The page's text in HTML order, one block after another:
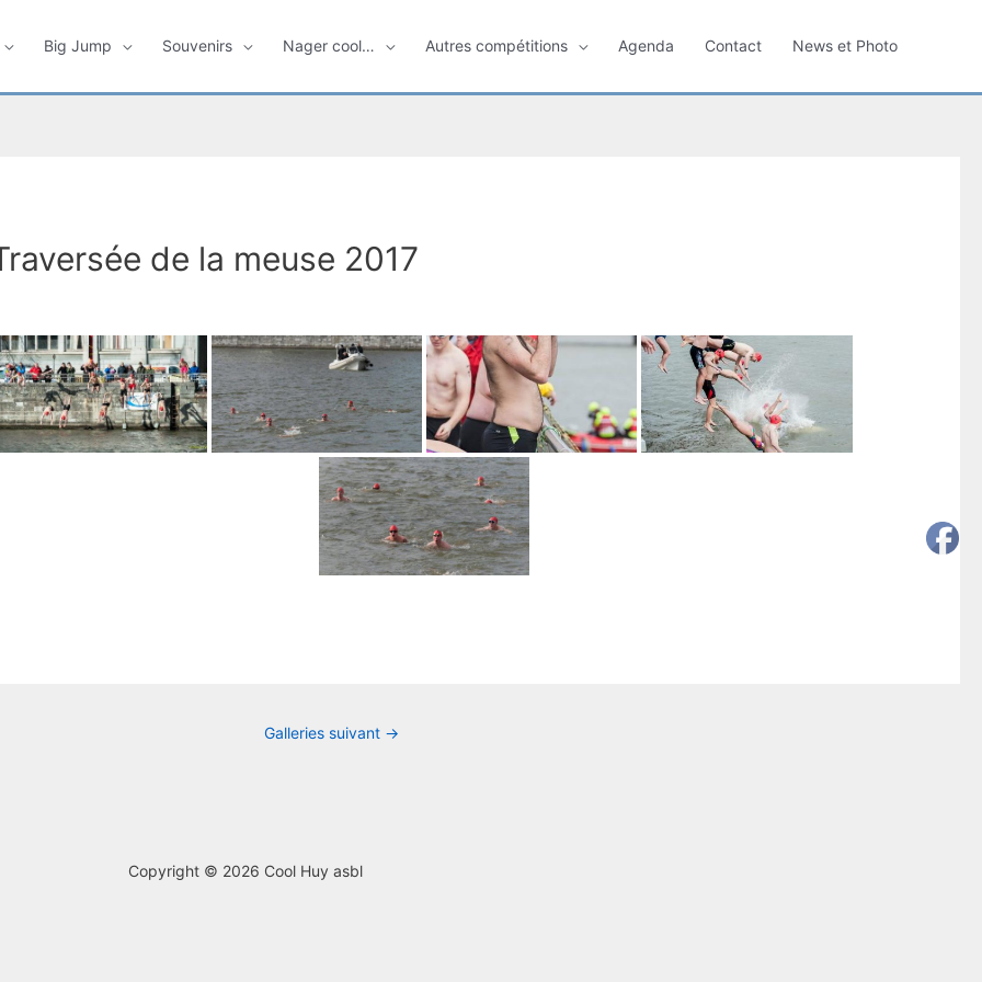
Big Jump Souvenirs Nager cool… Autres compétitions Agenda Contact News et Photo
de la meuse 2017
Galleries suivant →
Copyright © 2026 Cool Huy asbl